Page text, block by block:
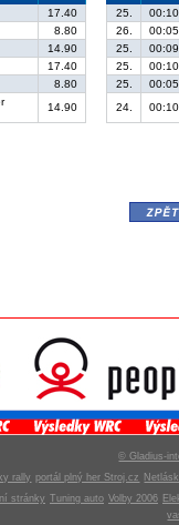
17.40 25.
8.80 26.
14.90 25.
17.40 25.
8.80 25.
14.90 24.
© Gladius-
rally portál plný her Stroj.cz
stránky Tuning auto Volby 2006